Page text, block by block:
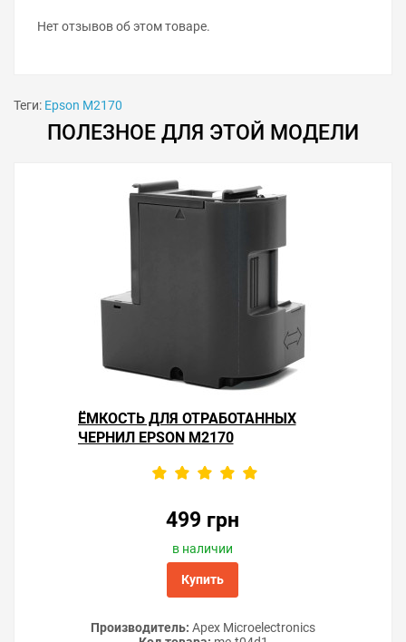
Решили купить чернила для Epson M2170 — оформите
заказ или напишите онлайн-консультанту. Мы ответим
на вопросы и поможем сделать печать на принтере
Нет отзывов об этом товаре.
Теги: Epson M2170
ПОЛЕЗНОЕ ДЛЯ ЭТОЙ МОДЕЛИ
ЁМКОСТЬ ДЛЯ ОТРАБОТАННЫХ
ЧЕРНИЛ EPSON M2170
499 грн
в наличии
Купить
Производитель: Apex Microelectronics